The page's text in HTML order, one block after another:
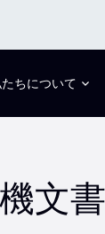
ちについて
文